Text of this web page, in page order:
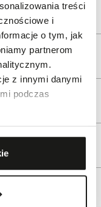
treści
i
o tym, jak
partnerom
z innymi danymi
podczas